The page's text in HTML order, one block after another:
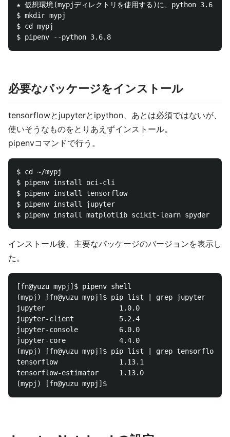
★ 仮想環境(mypjディレクトリを使用する)に、python 3.6.8を
$ mkdir mypj
$ cd mypj
必要なパッケージをインストール
tensorflowとjupyterとipython、あとは必須ではないが、
使いそうなものをとりあえずインストール。
pipenvコマンドで行う。
$ cd ~/mypj
$ pipenv install oci-cli
$ pipenv install tensorflow
$ pipenv install jupyter
インストール後、主要なパッケージのバージョンを表示し
た。
[fn@yuzu mypj]$ pipenv shell
(mypj) [fn@yuzu mypj]$ pip list | grep jupyter
jupyter                  1.0.0
jupyter-client           5.2.4
jupyter-console          6.0.0
jupyter-core             4.4.0
(mypj) [fn@yuzu mypj]$ pip list | grep tensorflow
tensorflow               1.13.1
tensorflow-estimator     1.13.0